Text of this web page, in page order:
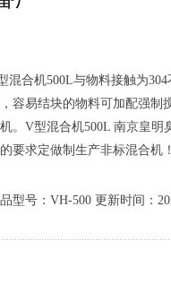
混合机500L与物料接触为
容易结块的物料可加配强制
。V型混合机500L 南京皇明
要求定做制生产非标混合机
型号：VH-500 更新时间：